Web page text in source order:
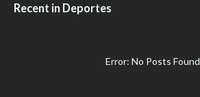
Recent in Deportes
Error: No Posts Found